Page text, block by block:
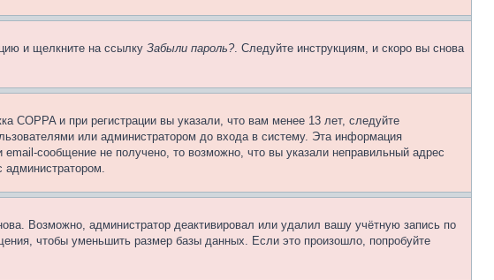
и щелкните на ссылку Забыли пароль?. Следуйте инструкциям, и скоро вы снова
и при регистрации вы указали, что вам менее 13 лет, следуйте
или администратором до входа в систему. Эта информация
сообщение не получено, то возможно, что вы указали неправильный адрес
администратором.
Возможно, администратор деактивировал или удалил вашу учётную запись по
чтобы уменьшить размер базы данных. Если это произошло, попробуйте